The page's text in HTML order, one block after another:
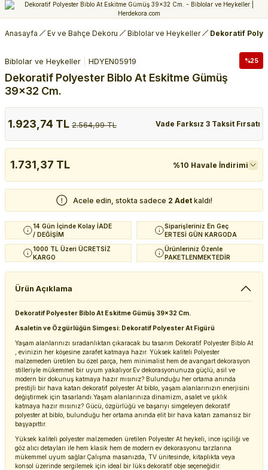
Anasayfa Ev ve Bahçe Dekoru Biblolar ve Heykeller Dekoratif
%25
Biblolar ve Heykeller HDYEN05919
Dekoratif Polyester Biblo At Eskitme Gümüş
39x32 Cm.
1.923,74 TL 2.564,99 TL Vade Farksız 3 Taksit Fırsatı
1.731,37 TL %10 Havale İndirimi
Acele edin, stokta sadece 2 Adet kaldı!
14 Gün İçinde Kolay İADE
/ DEĞİŞİM
Siparişleriniz En Geç
ERTESİ GÜN KARGODA
1000 TL Üzeri ÜCRETSİZ
KARGO
Ürünleriniz Özenle
PAKETLENMEKTEDİR
Ürün Açıklama
Dekoratif Polyester Biblo At Eskitme Gümüş 39x32 Cm.
Asaletin ve Özgürlüğün Simgesi: Dekoratif Polyester At Figürü
Yaşam alanlarınızı sıradanlıktan çıkaracak bu tasarım Dekoratif Polyester Biblo At
, evinizin her köşesine zarafet katmaya hazır. Yüksek kaliteli Polyester
malzemeden üretilen bu özel parça, hem minimalist hem de avangart dekorasyon
stilleriyle mükemmel bir uyum yakalıyor.Ev dekorasyonunuza güçlü, asil ve
modern bir dokunuş katmaya hazır mısınız? Bulunduğu her ortama anında
prestijli bir hava katan dekoratif polyester At biblo, yaşam alanlarınızın enerjisini
değiştirmek için tasarlandı.Yaşam alanlarınıza dinamizm, asalet ve şıklık
katmaya hazır mısınız? Gücü, özgürlüğü ve başarıyı simgeleyen dekoratif
polyester at biblo, bulunduğu her ortama anında elit bir hava katan zamansız bir
başyapıttır.
Yüksek kaliteli polyester malzemeden üretilen Polyester At heykeli, ince işçiliği ve
göz alıcı detayları ile hem klasik hem de modern ev dekorasyonu tarzlarına
mükemmel uyum sağlar.Çalışma masanızda, TV ünitesinde, kitaplıkta veya
konsol üzerinde sergilemek için ideal bir lüks dekoratif obje seçeneğidir.